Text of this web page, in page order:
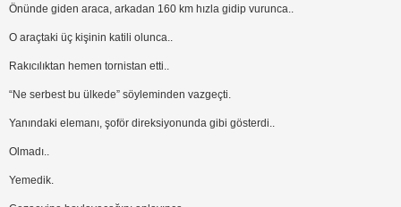
Önünde giden araca, arkadan 160 km hızla gidip vurunca..
O araçtaki üç kişinin katili olunca..
Rakıcılıktan hemen tornistan etti..
“Ne serbest bu ülkede” söyleminden vazgeçti.
Yanındaki elemanı, şoför direksiyonunda gibi gösterdi..
Olmadı..
Yemedik.